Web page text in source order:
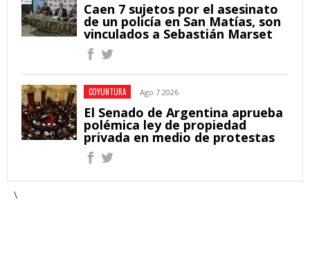
Caen 7 sujetos por el asesinato
de un policía en San Matías, son
vinculados a Sebastián Marset
COYUNTURA Ago 7 2026
El Senado de Argentina aprueba
polémica ley de propiedad
privada en medio de protestas
\